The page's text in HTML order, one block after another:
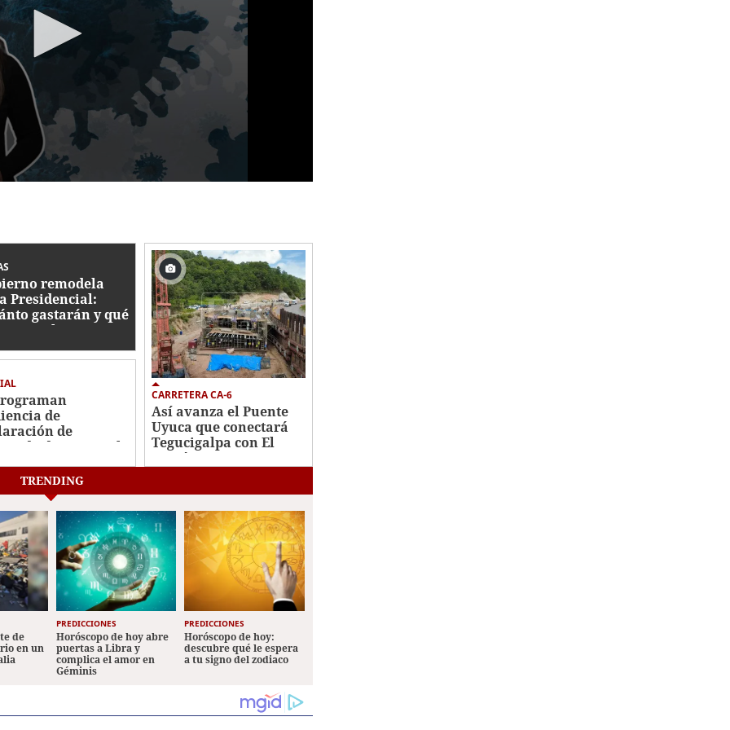
remodela
Presidencial:
gastarán y qué
se hacen?
de
de
de Roosevelt
CARRETERA CA-6
Así avanza el Puente
Uyuca que conectará
Tegucigalpa con El
Paraíso
TRENDING
de
en un
PREDICCIONES
Horóscopo de hoy abre
puertas a Libra y
complica el amor en
Géminis
PREDICCIONES
Horóscopo de hoy:
descubre qué le espera
a tu signo del zodiaco